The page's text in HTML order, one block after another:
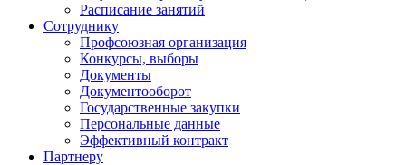
Расписание занятий
Сотруднику
Профсоюзная организация
Конкурсы, выборы
Документы
Документооборот
Государственные закупки
Персональные данные
Эффективный контракт
Партнеру